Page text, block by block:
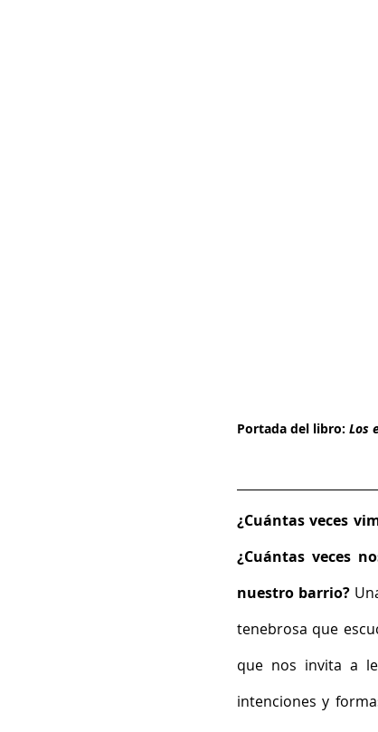
Portada del libro: Los
¿Cuántas veces
¿Cuántas veces
nuestro barrio?
tenebrosa que
que nos invita a
intenciones y